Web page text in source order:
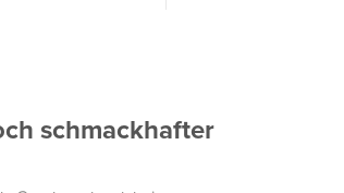
schmackhafter